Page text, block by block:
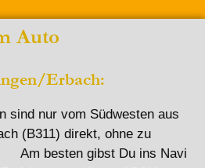
Auto
Erbach:
sind nur vom Südwesten aus
(B311) direkt, ohne zu
besten gibst Du ins Navi